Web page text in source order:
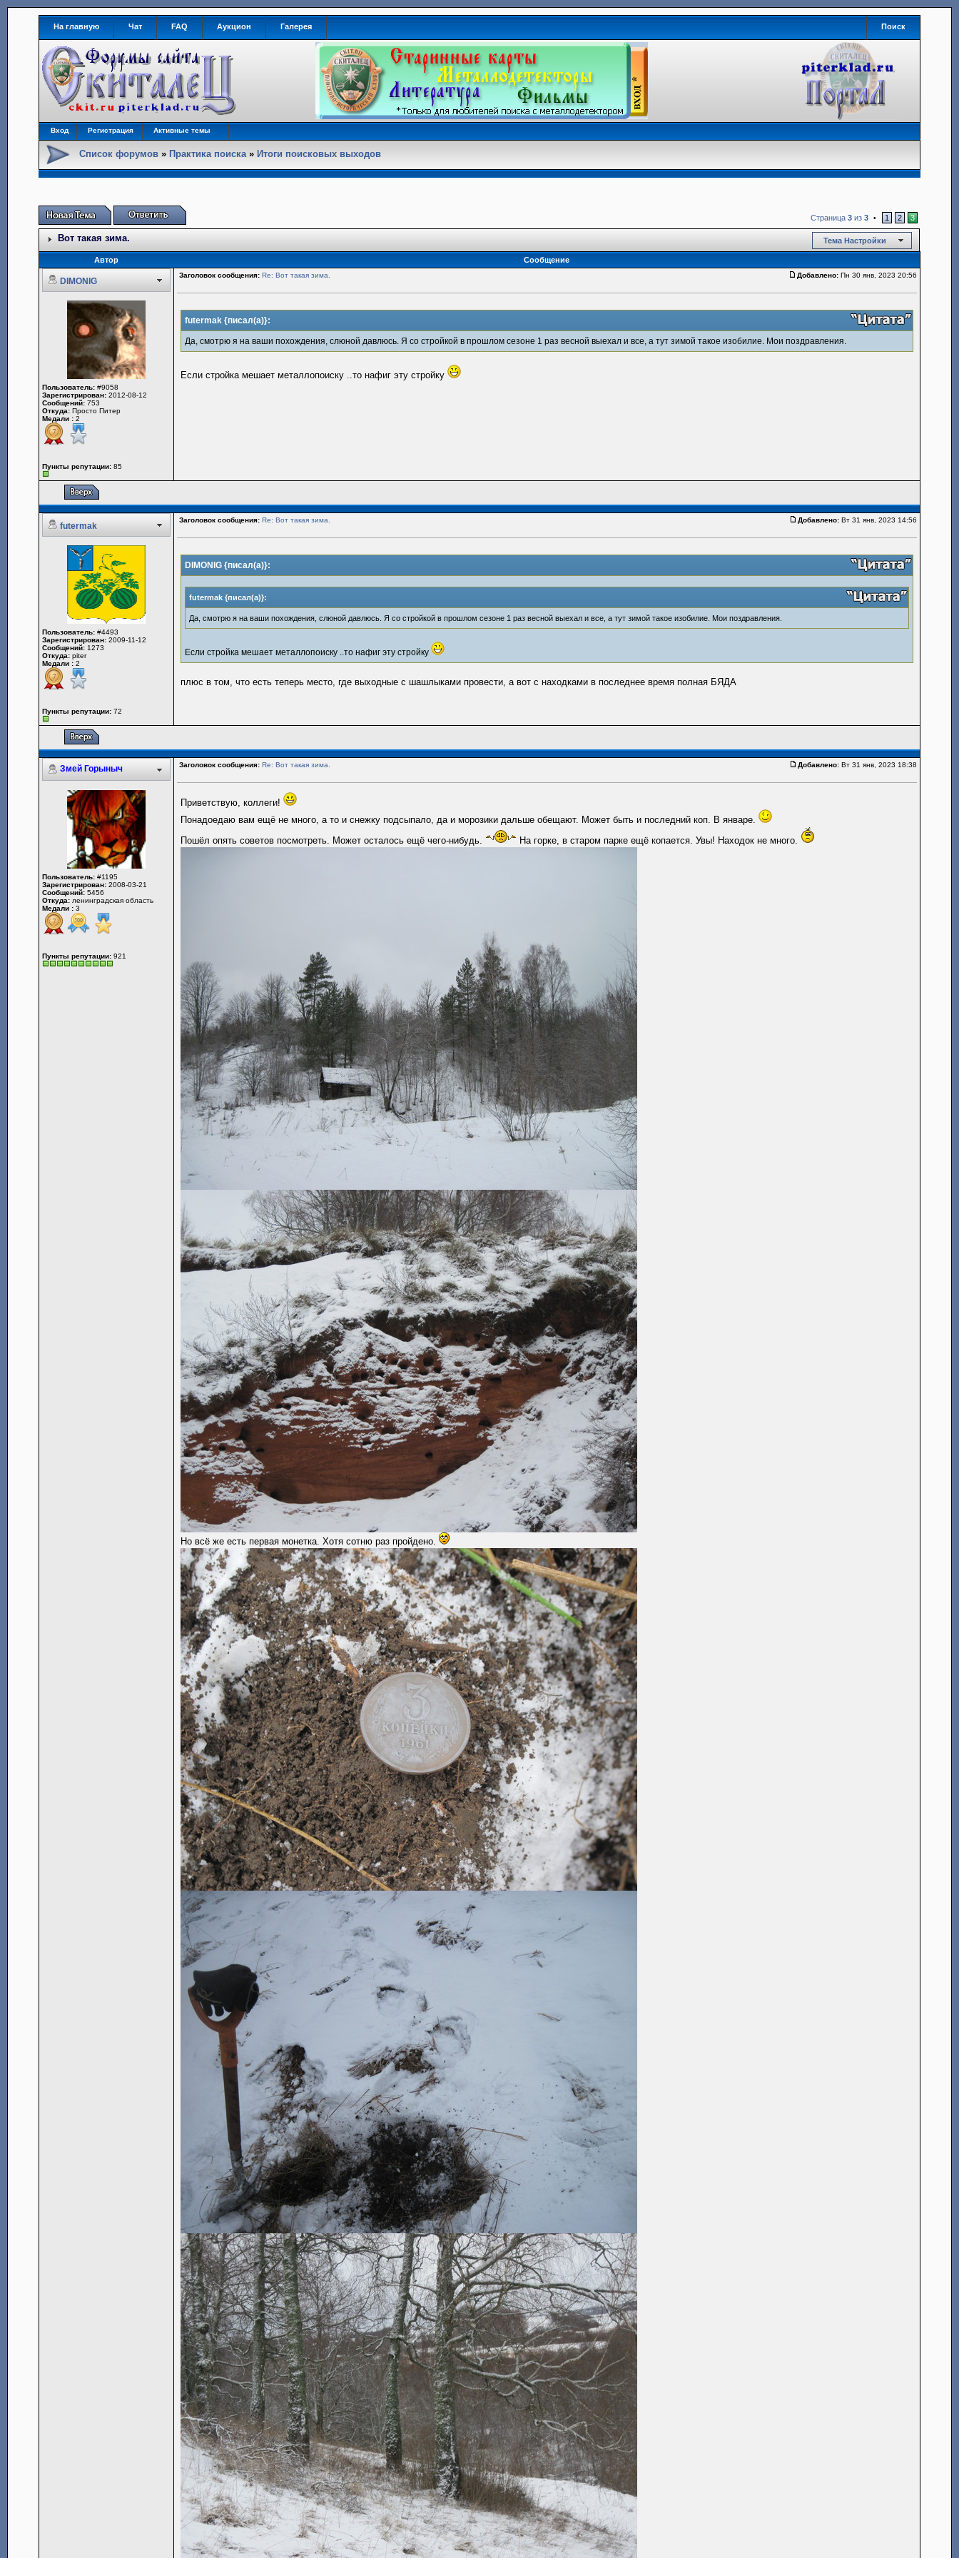
На главную Чат FAQ Аукцион Галерея Поиск
Вход Регистрация Активные темы
Список форумов» Практика поиска» Итоги поисковых выходов
Страница 3из 3 • 1 2 3
Вот такая зима. Тема Настройки
Автор Сообщение
DIMONIG
Заголовок сообщения: Re: Вот такая зима. Добавлено:Пн 30 янв, 2023 20:56
Пользователь:#9058
Зарегистрирован:2012-08-12
Сообщений:753
Откуда:Просто Питер
Медали :2
Пункты репутации:85
futermak {писал(а)}:
Да, смотрю я на ваши похождения, слюной давлюсь. Я со стройкой в прошлом сезоне 1 раз весной выехал и все, а тут зимой такое изобилие. Мои поздравления.
Если стройка мешает металлопоиску ..то нафиг эту стройку
futermak
Заголовок сообщения: Re: Вот такая зима. Добавлено:Вт 31 янв, 2023 14:56
Пользователь:#4493
Зарегистрирован:2009-11-12
Сообщений:1273
Откуда:piter
Медали :2
Пункты репутации:72
DIMONIG {писал(а)}:
futermak {писал(а)}:
Да, смотрю я на ваши похождения, слюной давлюсь. Я со стройкой в прошлом сезоне 1 раз весной выехал и все, а тут зимой такое изобилие. Мои поздравления.
Если стройка мешает металлопоиску ..то нафиг эту стройку
плюс в том, что есть теперь место, где выходные с шашлыками провести, а вот с находками в последнее время полная БЯДА
Змей Горыныч Заголовок сообщения: Re: Вот такая зима. Добавлено:Вт 31 янв, 2023 18:38
Пользователь:#1195
Зарегистрирован:2008-03-21
Сообщений:5456
Откуда:ленинградская область
Медали :3
Пункты репутации:921
Приветствую, коллеги!
Понадоедаю вам ещё не много, а то и снежку подсыпало, да и морозики дальше обещают. Может быть и последний коп. В январе.
Пошёл опять советов посмотреть. Может осталось ещё чего-нибудь.
На горке, в старом парке ещё копается. Увы! Находок не много.
Но всё же есть первая монетка. Хотя сотню раз пройдено.